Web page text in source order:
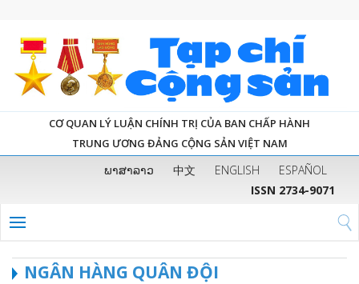
CƠ QUAN LÝ LUẬN CHÍNH TRỊ CỦA BAN CHẤP HÀNH
TRUNG ƯƠNG ĐẢNG CỘNG SẢN VIỆT NAM
ພາສາລາວ 中文 ENGLISH
ESPAÑOL
ISSN 2734-9071
NGÂN HÀNG QUÂN ĐỘI